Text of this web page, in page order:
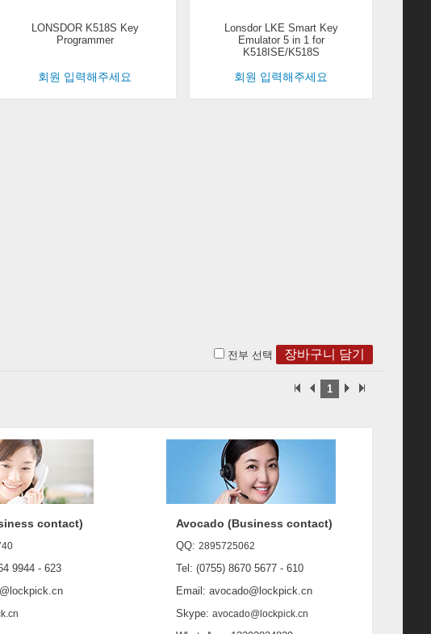
LONSDOR K518S Key
Programmer
회원 입력해주세요
Lonsdor LKE Smart Key
Emulator 5 in 1 for
K518ISE/K518S
회원 입력해주세요
전부 선택
1
contact)
9944 - 623
Avocado (Business contact)
QQ: 2895725062
Tel: (0755) 8670 5677 - 610
Email: avocado@lockpick.cn
Skype: avocado@lockpick.cn